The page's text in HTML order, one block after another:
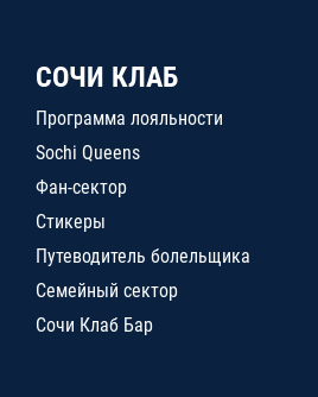
СОЧИ КЛАБ
Программа лояльности
Sochi Queens
Фан-сектор
Стикеры
Путеводитель болельщика
Семейный сектор
Сочи Клаб Бар